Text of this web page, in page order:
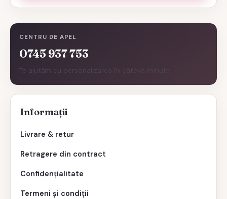
CENTRU DE APEL
0745 937 753
Te ajutăm cu personalizarea în câteva minute.
Informații
Livrare & retur
Retragere din contract
Confidențialitate
Termeni și condiții